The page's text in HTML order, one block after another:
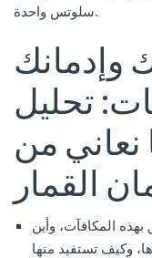
سلوتس واحدة.
وإدمانك
تحليل
نعاني من
القمار
المكافآت، وأين